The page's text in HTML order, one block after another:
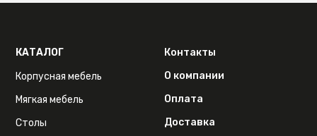
КАТАЛОГ
Корпусная мебель
Мягкая мебель
Столы
Контакты
О компании
Оплата
Доставка